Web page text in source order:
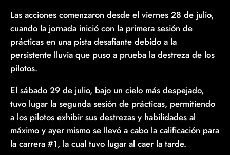
Las acciones comenzaron desde el viernes 28 de julio,
cuando la jornada inició con la primera sesión de
prácticas en una pista desafiante debido a la
persistente lluvia que puso a prueba la destreza de los
pilotos.
El sábado 29 de julio, bajo un cielo más despejado,
tuvo lugar la segunda sesión de prácticas, permitiendo
a los pilotos exhibir sus destrezas y habilidades al
máximo y ayer mismo se llevó a cabo la calificación para
la carrera #1, la cual tuvo lugar al caer la tarde.